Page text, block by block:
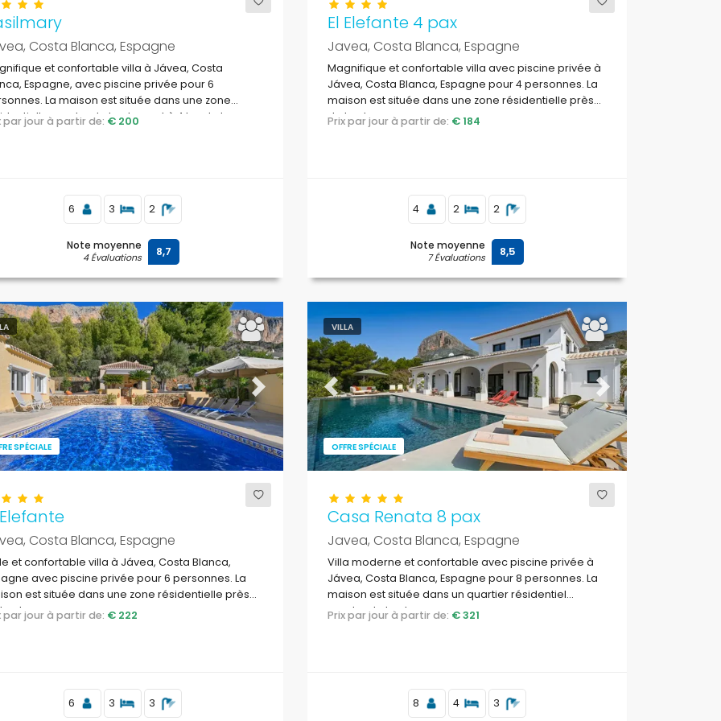
Costa Blanca, Espagne
et confortable villa à Jávea, Costa
Espagne, avec piscine privée pour 6
La maison est située dans une zone
proche de la plage et à 4 km de la
par jour à partir de: € 200
6 3 2
Note moyenne
4 Évaluations 8,7
El Elefante 4 pax
Javea, Costa Blanca, Espagne
Magnifique et confortable villa avec piscine privée à
Jávea, Costa Blanca, Espagne pour 4 personnes. La
maison est située dans une zone résidentielle près
de la plage.
Prix par jour à partir de: € 184
4 2 2
Note moyenne
7 Évaluations 8,5
SPÉCIALE
Next
Costa Blanca, Espagne
et confortable villa à Jávea, Costa Blanca,
avec piscine privée pour 6 personnes. La
est située dans une zone résidentielle près
plage.
par jour à partir de: € 222
6 3 3
VILLA
OFFRE SPÉCIALE
Previous Next
Casa Renata 8 pax
Javea, Costa Blanca, Espagne
Villa moderne et confortable avec piscine privée à
Jávea, Costa Blanca, Espagne pour 8 personnes. La
maison est située dans un quartier résidentiel
proche de la plage.
Prix par jour à partir de: € 321
8 4 3